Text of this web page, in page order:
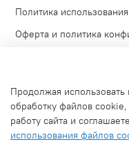
Политика
Оферта и политика
Блог
Обратная связь
Продолжая использовать
обработку файлов
работу сайта и
использования файлов